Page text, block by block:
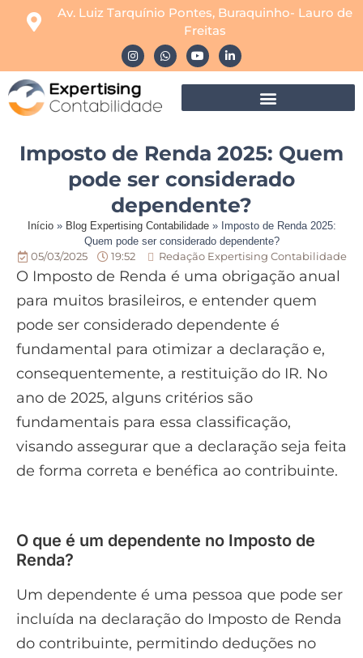
Av. Luiz Tarquínio Pontes, Buraquinho- Lauro de
Freitas
Imposto de Renda 2025: Quem
pode ser considerado
dependente?
Início» Blog Expertising Contabilidade» Imposto de Renda 2025:
Quem pode ser considerado dependente?
05/03/2025 19:52 Redação Expertising Contabilidade
O Imposto de Renda é uma obrigação anual
para muitos brasileiros, e entender quem
pode ser considerado dependente é
fundamental para otimizar a declaração e,
consequentemente, a restituição do IR. No
ano de 2025, alguns critérios são
fundamentais para essa classificação,
visando assegurar que a declaração seja feita
de forma correta e benéfica ao contribuinte.
O que é um dependente no Imposto de
Renda?
Um dependente é uma pessoa que pode ser
incluída na declaração do Imposto de Renda
do contribuinte, permitindo deduções no